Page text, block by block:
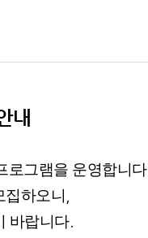
내
로그램을 운영합니다.
하오니
바랍니다.